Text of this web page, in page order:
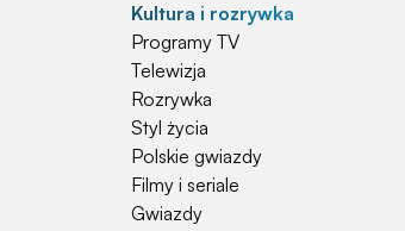
Kultura i rozrywka
Programy TV
Telewizja
Rozrywka
Styl życia
Polskie gwiazdy
Filmy i seriale
Gwiazdy